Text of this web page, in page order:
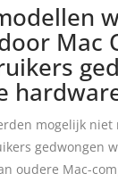
Mac
mogelijk
gedwongen
oudere Mac-